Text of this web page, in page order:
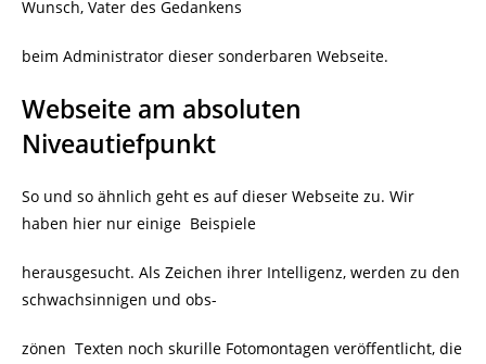
Wunsch, Vater des Gedankens
beim Administrator dieser sonderbaren Webseite.
Webseite am absoluten
Niveautiefpunkt
So und so ähnlich geht es auf dieser Webseite zu. Wir
haben hier nur einige Beispiele
herausgesucht. Als Zeichen ihrer Intelligenz, werden zu den
schwachsinnigen und obs-
zönen Texten noch skurille Fotomontagen veröffentlicht, die